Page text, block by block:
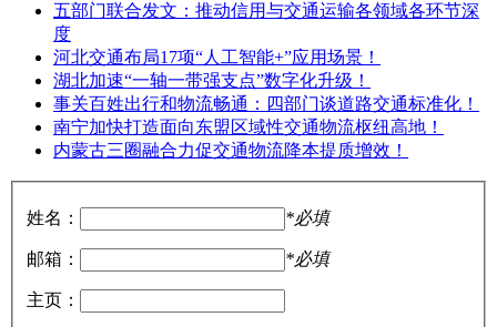
五部门联合发文：推动信用与交通运输各领域各环节深
度
河北交通布局17项“人工智能+”应用场景！
湖北加速“一轴一带强支点”数字化升级！
事关百姓出行和物流畅通：四部门谈道路交通标准化！
南宁加快打造面向东盟区域性交通物流枢纽高地！
内蒙古三圈融合力促交通物流降本提质增效！
姓名： *必填
邮箱： *必填
主页：